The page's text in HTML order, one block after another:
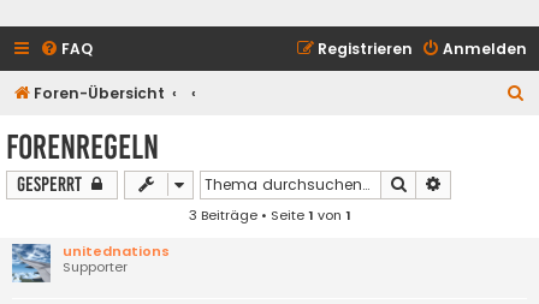
FAQ Anmelden
Registrieren
Foren-Übersicht
Forenregeln
Gesperrt Suche
3 Beiträge • Seite1 von 1
unitednations
Supporter